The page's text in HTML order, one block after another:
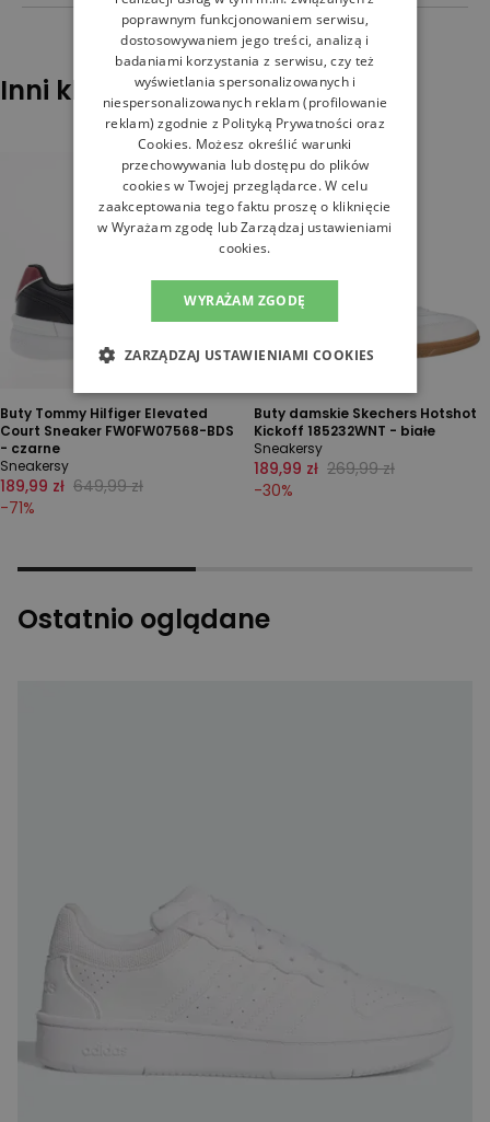
Inni klienci sprawdzali również
Buty Tommy Hilfiger Elevated
Court Sneaker FW0FW07568-BDS
- czarne
Sneakersy
189,99 zł 649,99 zł
-71%
Buty damskie Skechers Hotshot
Kickoff 185232WNT - białe
Sneakersy
189,99 zł 269,99 zł
-30%
Ostatnio oglądane
poprawnym funkcjonowaniem serwisu,
dostosowywaniem jego treści, analizą i
badaniami korzystania z serwisu, czy też
wyświetlania spersonalizowanych i
niespersonalizowanych reklam (profilowanie
reklam) zgodnie z Polityką Prywatności oraz
Cookies. Możesz określić warunki
przechowywania lub dostępu do plików
cookies w Twojej przeglądarce. W celu
zaakceptowania tego faktu proszę o kliknięcie
w Wyrażam zgodę lub Zarządzaj ustawieniami
cookies.
WYRAŻAM ZGODĘ
ZARZĄDZAJ USTAWIENIAMI COOKIES